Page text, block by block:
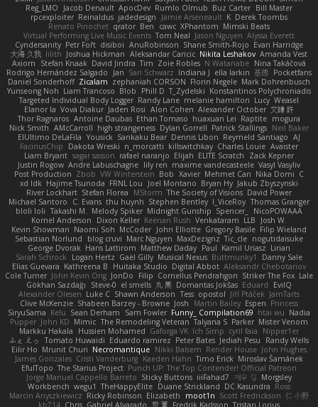
Reg_LMO
Jacob Denault ApocDev Rumlo Olmub Buz Carter Bill Master
rpcexploiter Reinaldus jadedesign Jamie Arseneault K Derek Toombs
Renato Pinochet qrator Ben cawc XPhantom Mimski Beats
Virtual Performing Live Music Events Tom Neal Jason Nguyen Alyssa Everett
Cyndersanity Petr Fořt disiboi AnuRobinson Shane Smith-Rojo Evan Harridge
大海 久我 lilith Joshua Hickman Aleksandar Caricic Nikita Leshakov Amanda Vest
Axiom
Stefan Knaak David Jindra Tim Zoie Robles N Watanabe Nina Takáčová
Rodrigo Hernández Salgado
Jan Sari Schwarz Indiana J ella larkin 基德 Pocketfans
Daniel Sonderhoff Zicalam zephaniah CORSON Florin Negele Mark Dohrenbusch
Yunseong Noh Liam Trancoso Blob Phill D T_Zydelski Konstantinos Polychroniadis
Targeted Individual Body Logger Randy Lane melanie hamilton Lucy Weasel
Elanor la Vova Diakur Jaden Rosi Alon Cohen Alexander October 文謙 許
Thor Ragnaros Antoine Daubas Ethan Tomaso huaxuan Lei Raptite mogura
Nick Smith AMcCarroll high strangeness Dylan Gorrell Patrick Stallings Neil Baker
ElUltimo DeLaFila Yousick Sankaku Bear Dennis Libon Reymeld Santiago AJ
FacinusChip
Dakota Wreski n_morcatti killswitchkay Charles Louie Avaister
Liam Bryant sagar sasson rafael naranjo Elijah ELITE Scratch
Zack Kepner
Justin Rogow Andre Labuschagne lily ren maxime vandecasteele Vasyl Vasyliv
Post Production Zbob VW Winterstein Bob Xavier Mehmet Can Nika Domi C
xd Idk Hajime Tsunoda FRNL Lou Joel Montano Bryan Hy Jakub Zbyszynski
River Lockhart Stefan Florea MStorm The Society of Visions David Power
Michael Santoro
C. Evans thu huynh Stephen Bentley I_ViceRoy Thomas Granger
bloli loli Takashi M. Melody Spiker Midnight Gunship Spencer_
NicoPOWAAA
Kornel Anderson
Dixon Keller Keenan Rush Venkataram LLB
Josh W.
Kevin Showman Naomi Soh McCoder John Elliotte Gregory Basile Filip Wieland
Sebastian Norlund
blog cruvi Marc Nguyen MaxDezignz Tic_cle nogutidaisuke
George Dvorak Haris Lattirom Matthew Daday Paul Kamil Uriasz Lirian
Sarah Schrock
Logan Hertz Gaël Gilly Musical Nexus Buttmunky1
Danny Sale
Elias Guevara Kathreena B Huitaka Studio Digital Abbot Aleksandr Chebotariov
Cole Turner John Kevin Ong JonDo Filip Cornellus Pendrahgon Striker The Fox Lale
Gökhan Sazdağı
Steve-0 el smells 丸 黒 Domantas Jokšas Eduard
EvilQ
Alexander Olesen Luke C Shawn Anderson Tess opostol Jiří Ptáček JamTarts
Clive McKenzie Shabeen Barzey - Browne Josh Martin Bailey Espen Princess
SiryuSama Kelu Sean Derham Sam Fowler Funny_ Compilation69 htai wu Nadia
Pupper John KD Mimic The Remodeling Veteran Talyana S Parker Mister Venom
Markku Hakala
Hussien Mohamed Gaforga VK Ich Simp cyril faia
Nipper1er
ふぇ えっ
Tomato Huwaidi Eduardo ramirez Peter Bates Jediah Pesu
Randy Wells
Eilir Ho Mrunit Churi Necromantique Nikki Balsem Render House John Hughes
James Gonzales Cristi Vanderburg Kaeden Hahn Timo Erick Miroslav Šamánek
EfulTopo The Starius Project Punch UP: The Top Contender! Official Patreon
Jorge Manuel Cappello Barreto Sticky Buttons iiiFahad7 재우 김
Morgsley
Workbench wegu1 TheHappyElite Duane Strickland DC Kasundra Ross
Marcin Anyszkiewicz Ricky Robinson Elizabeth moot1n Scott Fredrickson 仁 小野
kb714 Chris Gabriel Alvarado 哲 董 Fredrik Karlsson Tristan Lorius